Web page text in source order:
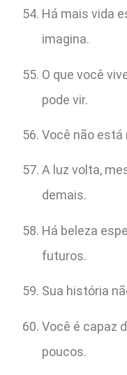
Há mais vida
imagina.
O que você
pode vir.
Você não
A luz volta,
demais.
Há beleza
futuros.
Sua história
Você é capaz
poucos.